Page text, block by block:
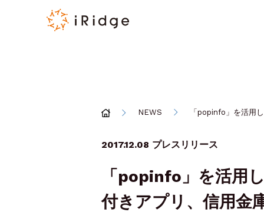
NEWS 「popinfo」を活用
2017.12.08 プレスリリース
「popinfo」を活用
付きアプリ、信用金